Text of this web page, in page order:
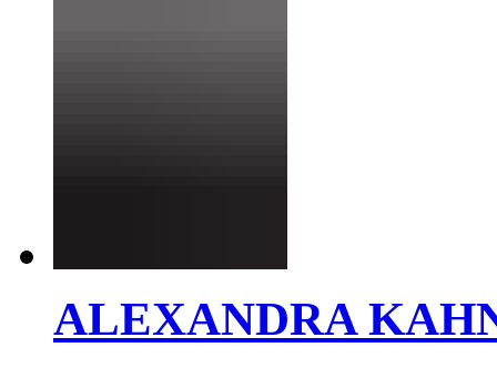
ALEXANDRA